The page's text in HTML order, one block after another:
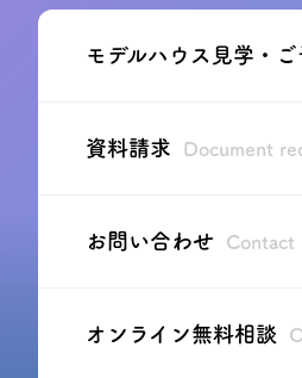
モデルハウス見学・ご
資料請求 Document
お問い合わせ Contact
オンライン無料相談